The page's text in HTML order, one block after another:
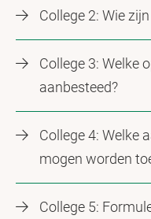
College 2: Wie
College 3: Welke
aanbesteed?
College 4: Welke
mogen worden
College 5: